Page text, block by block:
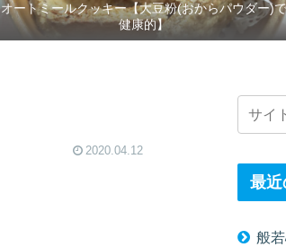
オートミールクッキー【大豆粉(おからパウダー)で
健康的】
2020.04.12
最
般